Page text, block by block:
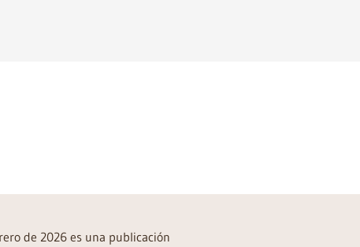
de 2026 es una publicación